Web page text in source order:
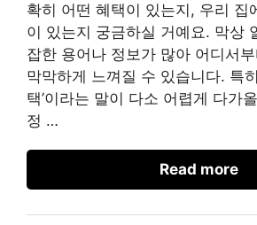
확히 어떤 혜택이 있는지, 우리 집
이 있는지 궁금하실 거예요. 막상
잡한 용어나 정보가 많아 어디서
막막하게 느껴질 수 있습니다. 특
택’이라는 말이 다소 어렵게 다가
정 …
Read more